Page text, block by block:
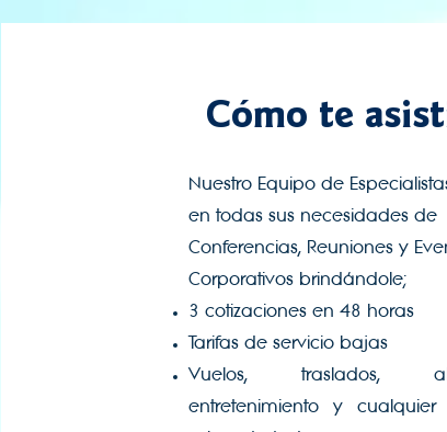
Cómo te
Nuestro Equipo de
en todas sus necesidades de
Conferencias, Reuniones y
Corporativos brindándole;
3 cotizaciones en 48 horas
Tarifas de servicio bajas
Vuelos, traslados,
entretenimiento y cualquier